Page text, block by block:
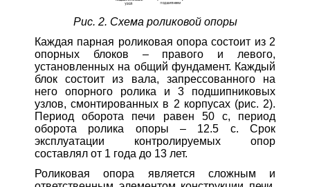
Рис. 2. Схема роликовой опоры
Каждая парная роликовая опора состоит из 2
опорных блоков – правого и левого,
установленных на общий фундамент. Каждый
блок состоит из вала, запрессованного на
него опорного ролика и 3 подшипниковых
узлов, смонтированных в 2 корпусах (рис. 2).
Период оборота печи равен 50 с, период
оборота ролика опоры – 12.5 с. Срок
эксплуатации контролируемых опор
составлял от 1 года до 13 лет.
Роликовая опора является сложным и